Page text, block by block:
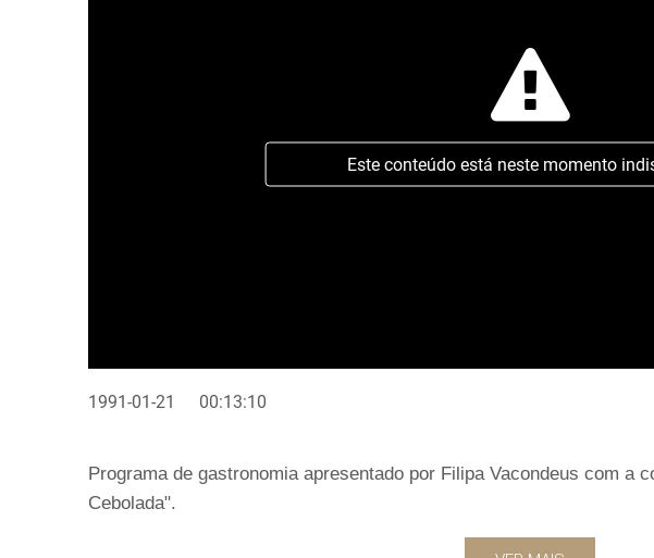
Este conteúdo está neste momento
1991-01-21 00:13:10
Programa de gastronomia apresentado por Filipa Vacondeus com a
Cebolada".